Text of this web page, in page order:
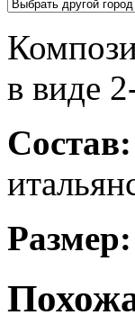
в виде
Состав:
Размер: